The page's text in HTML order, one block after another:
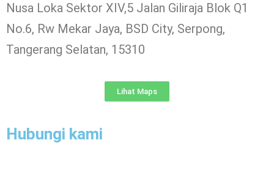
Nusa Loka Sektor XIV,5 Jalan Giliraja Blok Q1
No.6, Rw Mekar Jaya, BSD City, Serpong,
Tangerang Selatan, 15310
Lihat Maps
Hubungi kami